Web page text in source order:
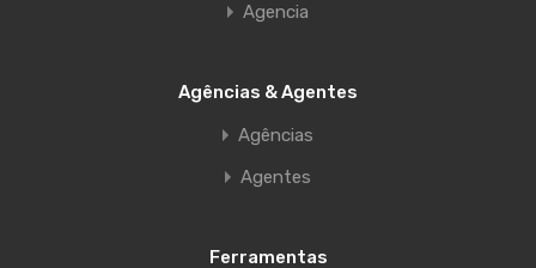
Agencia
Agências & Agentes
Agências
Agentes
Ferramentas